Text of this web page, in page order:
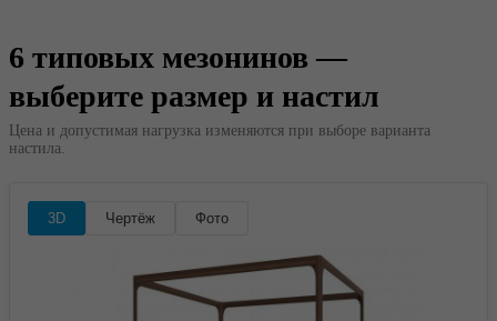
6 типовых мезонинов —
выберите размер и настил
Цена и допустимая нагрузка изменяются при выборе варианта
настила.
3D Чертёж Фото